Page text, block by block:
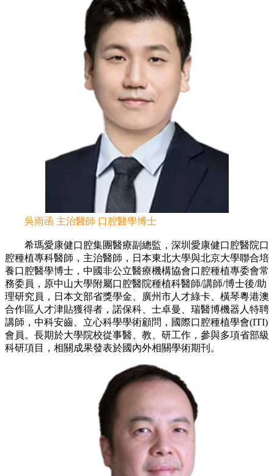
吳雨函 主治醫師 口腔醫學博士
希瑪愛康健口腔集團醫療副總監，深圳愛康健口腔醫院口
腔種植專科醫師，主治醫師，日本東北大學與北京大學聯合培
養口腔醫學博士，中國非公立醫療機構協會口腔種植專委會常
務委員，原中山大學附屬口腔醫院種植科醫師/講師/博士後/助
理研究員，日本文部省獎學金、廣州市人才綠卡、橫琴粵港澳
合作區人才津貼獲得者，諾保科、士卓曼、瑞醫博機器人特聘
講師，中科安齒、立心科學學術顧問，國際口腔種植學會(ITI)
會員。長期於大學院校從事醫、教、研工作，參與多項省部級
科研項目，相關成果發表於國內外相關學術期刊。